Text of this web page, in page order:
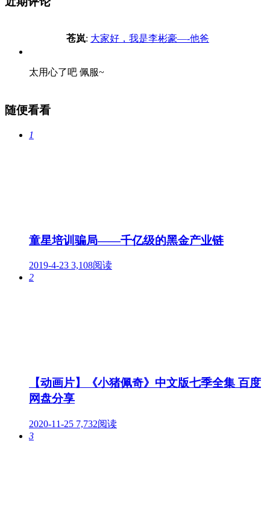
苍岚: 大家好，我是李彬豪—-他爸
太用心了吧 佩服~
随便看看
1
童星培训骗局——千亿级的黑金产业链
2019-4-23 3,108阅读
2
【动画片】《小猪佩奇》中文版七季全集 百度
网盘分享
2020-11-25 7,732阅读
3